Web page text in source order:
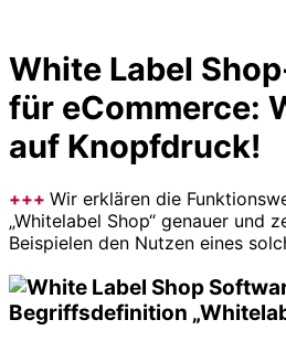
White Label
für eCommerce:
auf Knopfdruck!
+++ Wir erklären die
„Whitelabel Shop“ genauer und
Beispielen den Nutzen eines
Begriffsdefinition